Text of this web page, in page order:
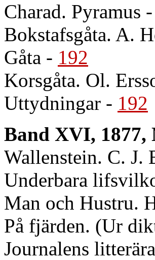
Charad. Pyramus -
Bokstafsgåta. A.
Gåta - 192
Korsgåta. Ol.
Uttydningar - 192
Band XVI, 1877,
Wallenstein. C. J.
Underbara
Man och Hustru.
På fjärden. (Ur
Journalens